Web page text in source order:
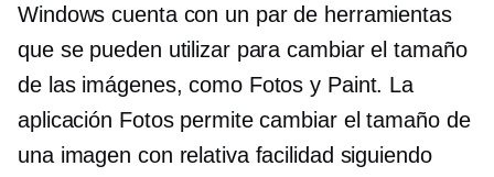
Windows cuenta con un par de herramientas
que se pueden utilizar para cambiar el tamaño
de las imágenes, como Fotos y Paint. La
aplicación Fotos permite cambiar el tamaño de
una imagen con relativa facilidad siguiendo